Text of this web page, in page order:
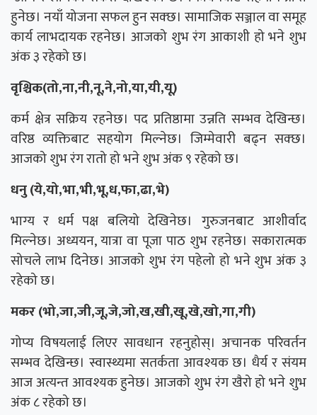
हुनेछ। नयाँ योजना सफल हुन सक्छ। सामाजिक सञ्जाल वा समूह
कार्य लाभदायक रहनेछ। आजको शुभ रंग आकाशी हो भने शुभ
अंक ३ रहेको छ।
वृश्चिक(तो,ना,नी,नू,ने,नो,या,यी,यू)
कर्म क्षेत्र सक्रिय रहनेछ। पद प्रतिष्ठामा उन्नति सम्भव देखिन्छ।
वरिष्ठ व्यक्तिबाट सहयोग मिल्नेछ। जिम्मेवारी बढ्न सक्छ।
आजको शुभ रंग रातो हो भने शुभ अंक ९ रहेको छ।
धनु (ये,यो,भा,भी,भू,ध,फा,ढा,भे)
भाग्य र धर्म पक्ष बलियो देखिनेछ। गुरुजनबाट आशीर्वाद
मिल्नेछ। अध्ययन, यात्रा वा पूजा पाठ शुभ रहनेछ। सकारात्मक
सोचले लाभ दिनेछ। आजको शुभ रंग पहेलो हो भने शुभ अंक ३
रहेको छ।
मकर (भो,जा,जी,जू,जे,जो,ख,खी,खू,खे,खो,गा,गी)
गोप्य विषयलाई लिएर सावधान रहनुहोस्। अचानक परिवर्तन
सम्भव देखिन्छ। स्वास्थ्यमा सतर्कता आवश्यक छ। धैर्य र संयम
आज अत्यन्त आवश्यक हुनेछ। आजको शुभ रंग खैरो हो भने शुभ
अंक ८ रहेको छ।